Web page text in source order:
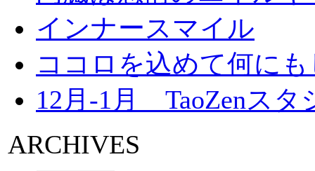
インナースマイル
ココロを込めて何に
12月-1月 TaoZenスタ
ARCHIVES